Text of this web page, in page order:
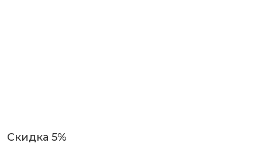
Скидка 5%